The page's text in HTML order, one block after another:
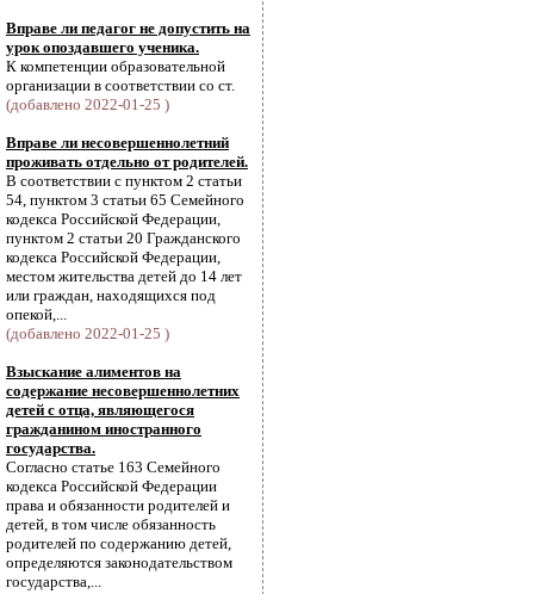
Вправе ли педагог не допустить на
урок опоздавшего ученика.
К компетенции образовательной
организации в соответствии со ст.
(добавлено 2022-01-25 )
Вправе ли несовершеннолетний
проживать отдельно от родителей.
В соответствии с пунктом 2 статьи
54, пунктом 3 статьи 65 Семейного
кодекса Российской Федерации,
пунктом 2 статьи 20 Гражданского
кодекса Российской Федерации,
местом жительства детей до 14 лет
или граждан, находящихся под
опекой,...
(добавлено 2022-01-25 )
Взыскание алиментов на
содержание несовершеннолетних
детей с отца, являющегося
гражданином иностранного
государства.
Согласно статье 163 Семейного
кодекса Российской Федерации
права и обязанности родителей и
детей, в том числе обязанность
родителей по содержанию детей,
определяются законодательством
государства,...